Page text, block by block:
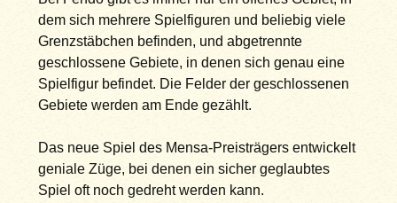
dem sich mehrere Spielfiguren und beliebig viele
Grenzstäbchen befinden, und abgetrennte
geschlossene Gebiete, in denen sich genau eine
Spielfigur befindet. Die Felder der geschlossenen
Gebiete werden am Ende gezählt.
Das neue Spiel des Mensa-Preisträgers entwickelt
geniale Züge, bei denen ein sicher geglaubtes
Spiel oft noch gedreht werden kann.